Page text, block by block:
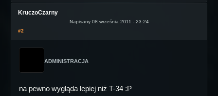
KruczoCzarny
Napisany 08 września 2011 - 23:24
#2
ADMINISTRACJA
na pewno wygląda lepiej niż T-34 :P